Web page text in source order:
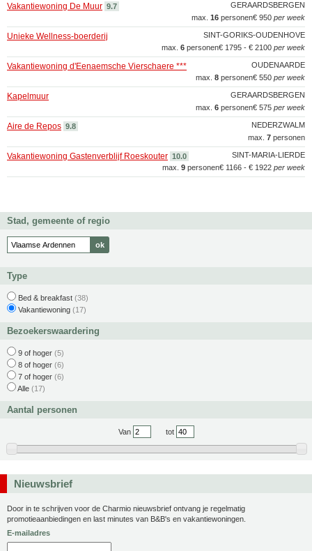
GERAARDSBERGEN
Vakantiewoning De Muur 9.7
€ 950 per week
max. 16 personen
SINT-GORIKS-OUDENHOVE
Unieke Wellness-boerderij
€ 1795 - € 2100 per week
max. 6 personen
OUDENAARDE
Vakantiewoning d'Eenaemsche Vierschaere ***
€ 550 per week
max. 8 personen
GERAARDSBERGEN
Kapelmuur
€ 575 per week
max. 6 personen
NEDERZWALM
Aire de Repos 9.8
max. 7 personen
SINT-MARIA-LIERDE
Vakantiewoning Gastenverblijf Roeskouter 10.0
€ 1166 - € 1922 per week
max. 9 personen
Stad, gemeente of regio
Type
Bed & breakfast (38)
Vakantiewoning (17)
Bezoekerswaardering
9 of hoger (5)
8 of hoger (6)
7 of hoger (6)
Alle (17)
Aantal personen
Van tot
Nieuwsbrief
Door in te schrijven voor de Charmio nieuwsbrief ontvang je regelmatig
promotieaanbiedingen en last minutes van B&B's en vakantiewoningen.
E-mailadres